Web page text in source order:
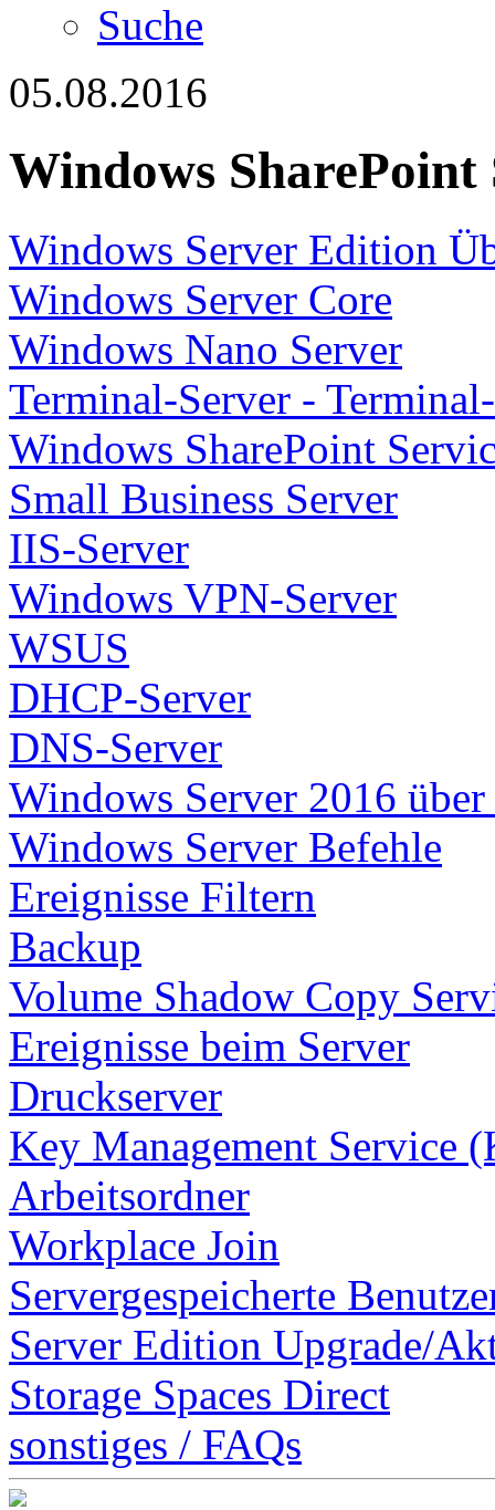
Suche
05.08.2016
Windows SharePoint
Windows Server Edition
Windows Server Core
Windows Nano Server
Terminal-Server -
Windows SharePoint
Small Business Server
IIS-Server
Windows VPN-Server
WSUS
DHCP-Server
DNS-Server
Windows Server 2016
Windows Server Befehle
Ereignisse Filtern
Backup
Volume Shadow Copy
Ereignisse beim Server
Druckserver
Key Management Service
Arbeitsordner
Workplace Join
Servergespeicherte
Server Edition Upgrade/
Storage Spaces Direct
sonstiges / FAQs